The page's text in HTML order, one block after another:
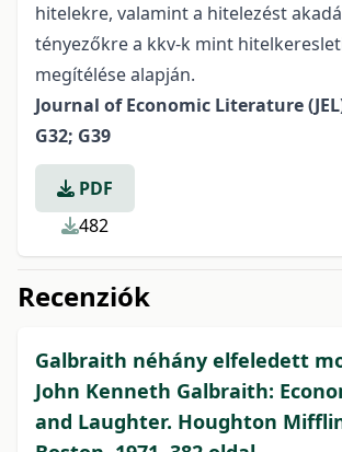
hitelekre, valamint a hitelezést
tényezőkre a kkv-k mint
megítélése alapján.
Journal of Economic Literature
G32; G39
PDF
482
Recenziók
Galbraith néhány elfeledett
John Kenneth Galbraith:
and Laughter. Houghton